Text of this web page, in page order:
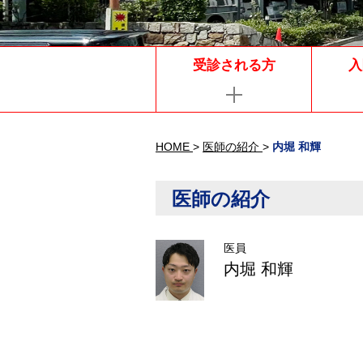
受診される方
HOME > 医師の紹介 > 内堀 和輝
医師の紹介
医員
内堀 和輝